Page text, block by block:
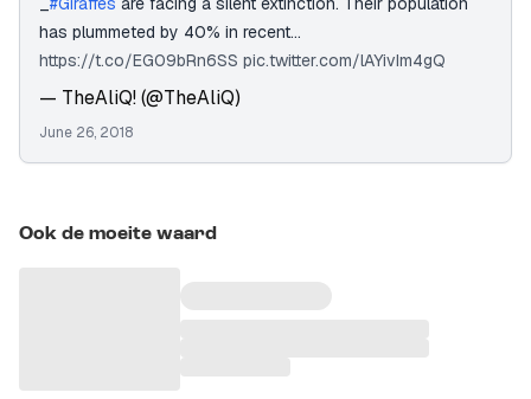
has plummeted by 40% in recent…
https://t.co/EG09bRn6SS pic.twitter.com/lAYivIm4gQ
— TheAliQ! (@TheAliQ)
June 26, 2018
Ook de moeite waard